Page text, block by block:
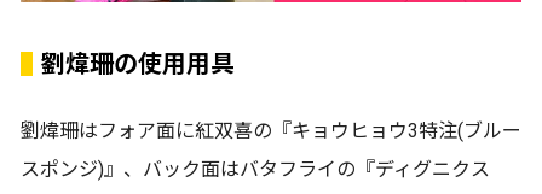
劉煒珊の使用用具
劉煒珊はフォア面に紅双喜の『キョウヒョウ3特注(ブルー
スポンジ)』、バック面はバタフライの『ディグニクス